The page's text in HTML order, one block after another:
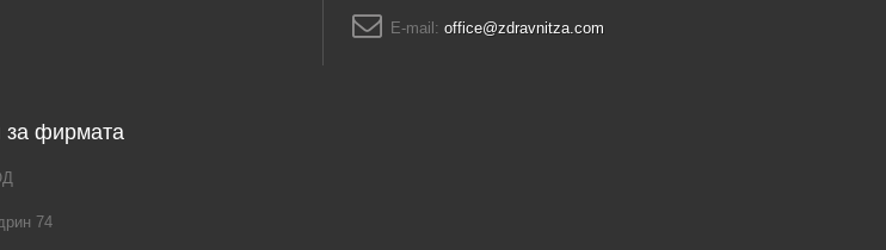
E-mail: office@zdravnitza.com
фирмата
74